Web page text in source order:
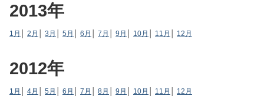
2013年
1月 2月 3月 5月 6月 7月 9月 10月 11月 12月
2012年
1月 4月 5月 6月 7月 8月 9月 10月 11月 12月